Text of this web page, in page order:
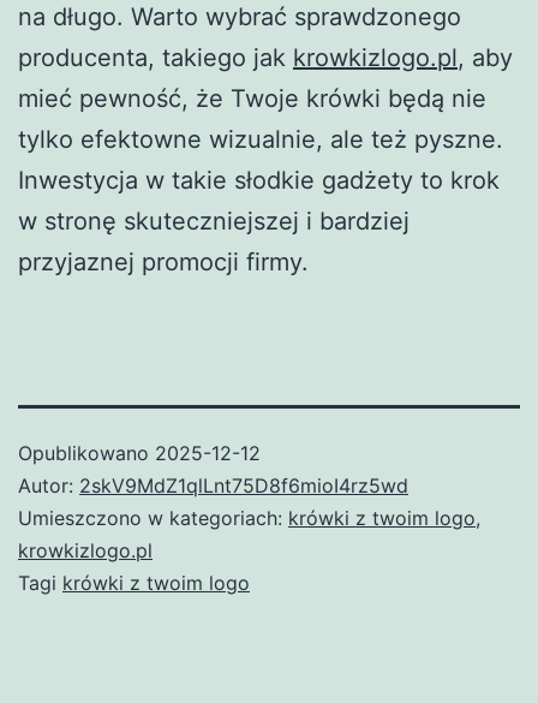
na długo. Warto wybrać sprawdzonego
producenta, takiego jak krowkizlogo.pl, aby
mieć pewność, że Twoje krówki będą nie
tylko efektowne wizualnie, ale też pyszne.
Inwestycja w takie słodkie gadżety to krok
w stronę skuteczniejszej i bardziej
przyjaznej promocji firmy.
Opublikowano 2025-12-12
Autor: 2skV9MdZ1qlLnt75D8f6mioI4rz5wd
Umieszczono w kategoriach: krówki z twoim logo,
krowkizlogo.pl
Tagi krówki z twoim logo